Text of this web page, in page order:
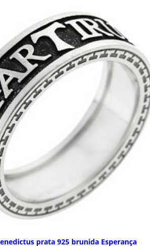
prata 925 brunida Esperança